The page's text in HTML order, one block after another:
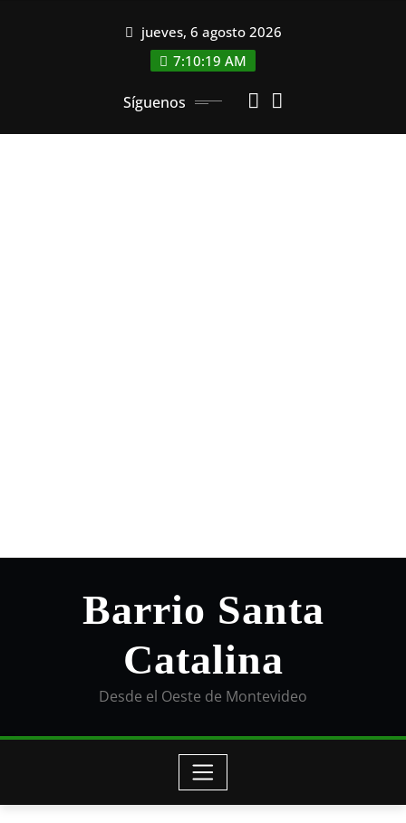
jueves, 6 agosto 2026
7:10:20 AM
Síguenos
Barrio Santa
Catalina
Desde el Oeste de Montevideo